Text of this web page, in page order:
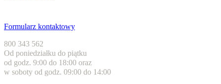
Formularz kontaktowy
800 343 562
Od poniedziałku do piątku
od godz. 9:00 do 18:00 oraz
w soboty od godz. 09:00 do 14:00